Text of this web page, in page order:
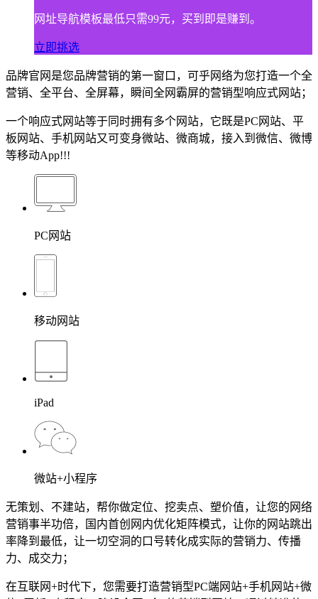
网址导航模板最低只需99元，买到即是赚到。
立即挑选
品牌官网是您品牌营销的第一窗口，可乎网络为您打造一个全
营销、全平台、全屏幕，瞬间全网霸屏的营销型响应式网站；
一个响应式网站等于同时拥有多个网站，它既是PC网站、平
板网站、手机网站又可变身微站、微商城，接入到微信、微博
等移动App!!!
PC网站
移动网站
iPad
微站+小程序
无策划、不建站，帮你做定位、挖卖点、塑价值，让您的网络
营销事半功倍，国内首创网内优化矩阵模式，让你的网站跳出
率降到最低，让一切空洞的口号转化成实际的营销力、传播
力、成交力；
在互联网+时代下，您需要打造营销型PC端网站+手机网站+微